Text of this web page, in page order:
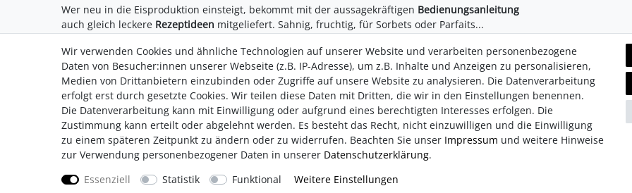
Wer neu in die Eisproduktion einsteigt, bekommt mit der aussagekräftigen Bedienungsanleitung
auch gleich leckere Rezeptideen mitgeliefert. Sahnig, fruchtig, für Sorbets oder Parfaits...
Impressum AGB Daten­schutz­erklärung Retouren/Reklamationen Erklärung zur
Wir verwenden Cookies und ähnliche Technologien auf unserer Website und verarbeiten personenbezogene
Daten von Besucher:innen unserer Webseite (z.B. IP-Adresse), um z.B. Inhalte und Anzeigen zu personalisieren,
Medien von Drittanbietern einzubinden oder Zugriffe auf unsere Website zu analysieren. Die Datenverarbeitung
erfolgt erst durch gesetzte Cookies. Wir teilen diese Daten mit Dritten, die wir in den Einstellungen benennen.
Die Datenverarbeitung kann mit Einwilligung oder aufgrund eines berechtigten Interesses erfolgen. Die
Zustimmung kann erteilt oder abgelehnt werden. Es besteht das Recht, nicht einzuwilligen und die Einwilligung
zu einem späteren Zeitpunkt zu ändern oder zu widerrufen. Beachten Sie unser Impressum und weitere Hinweise
zur Verwendung personenbezogener Daten in unserer Daten­schutz­erklärung.
Essenziell
Statistik Funktional Weitere Einstellungen